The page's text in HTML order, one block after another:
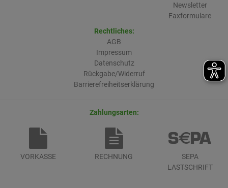
Newsletter
Faxformulare
Rechtliches:
AGB
Impressum
Datenschutz
Rückgabe/Widerruf
Barrierefreiheitserklärung
Zahlungsarten:
VORKASSE RECHNUNG
SEPA
LASTSCHRIFT